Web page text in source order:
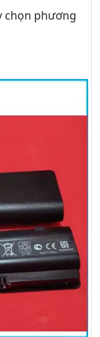
chọn phương